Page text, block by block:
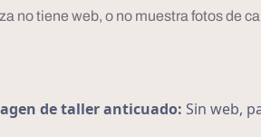
no tiene web, o no muestra fotos de
de taller anticuado: Sin web,